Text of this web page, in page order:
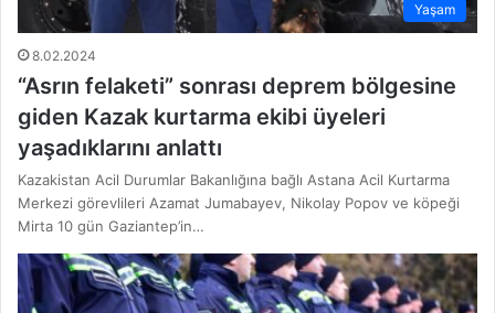
Yaşam
8.02.2024
“Asrın felaketi” sonrası deprem bölgesine
giden Kazak kurtarma ekibi üyeleri
yaşadıklarını anlattı
Kazakistan Acil Durumlar Bakanlığına bağlı Astana Acil Kurtarma
Merkezi görevlileri Azamat Jumabayev, Nikolay Popov ve köpeği
Mirta 10 gün Gaziantep’in…